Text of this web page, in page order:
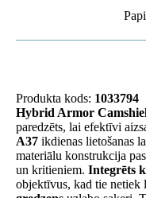
Produkta kods: 1033794
Hybrid Armor
paredzēts, lai efektīvi
A37 ikdienas lietošanas
materiālu konstrukcija
un kritieniem. Integrēts
objektīvus, kad tie netiek